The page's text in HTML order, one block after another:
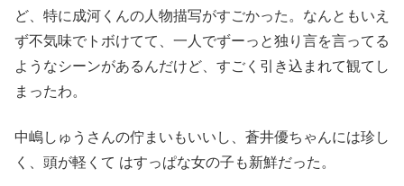
ど、特に成河くんの人物描写がすごかった。なんともいえ
ず不気味でトボけてて、一人でずーっと独り言を言ってる
ようなシーンがあるんだけど、すごく引き込まれて観てし
まったわ。
中嶋しゅうさんの佇まいもいいし、蒼井優ちゃんには珍し
く、頭が軽くて はすっぱな女の子も新鮮だった。